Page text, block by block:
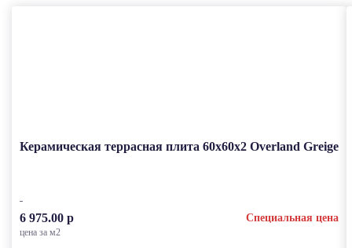
Керамическая террасная плита 60x60x2 Overland Greige
6 975.00 р Специальная цена
цена за м2